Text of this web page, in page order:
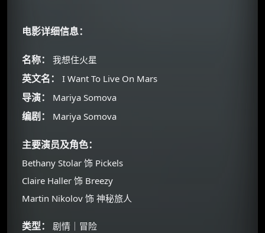
电影详细信息：
名称： 我想住火星
英文名： I Want To Live On Mars
导演： Mariya Somova
编剧： Mariya Somova
主要演员及角色：
Bethany Stolar 饰 Pickels
Claire Haller 饰 Breezy
Martin Nikolov 饰 神秘旅人
类型： 剧情｜冒险